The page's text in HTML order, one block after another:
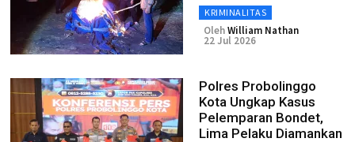
KRIMINALITAS
OlehWilliam Nathan
22 Jul 2026
Polres Probolinggo
Kota Ungkap Kasus
Pelemparan Bondet,
Lima Pelaku Diamankan